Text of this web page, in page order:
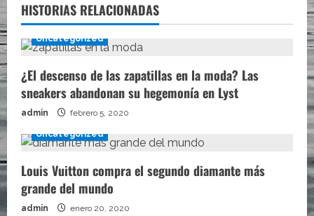
HISTORIAS RELACIONADAS
Uncategorized
¿El descenso de las zapatillas en la moda? Las
sneakers abandonan su hegemonía en Lyst
admin febrero 5, 2020
Uncategorized
Louis Vuitton compra el segundo diamante más
grande del mundo
admin enero 20, 2020